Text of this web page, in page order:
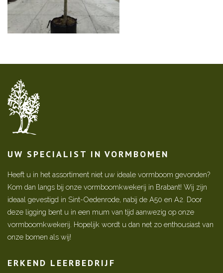
UW SPECIALIST IN VORMBOMEN
Heeft u in het assortiment niet uw ideale vormboom gevonden?
Kom dan langs bij onze vormboomkwekerij in Brabant! Wij zijn
ideaal gevestigd in Sint-Oedenrode, nabij de A50 en A2. Door
deze ligging bent u in een mum van tijd aanwezig op onze
vormboomkwekerij. Hopelijk wordt u dan net zo enthousiast van
onze bomen als wij!
ERKEND LEERBEDRIJF